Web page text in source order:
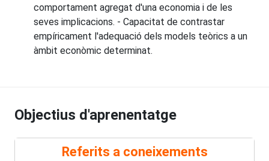
comportament agregat d'una economia i de les
seves implicacions. - Capacitat de contrastar
empíricament l'adequació dels models teòrics a un
àmbit econòmic determinat.
Objectius d'aprenentatge
Referits a coneixements